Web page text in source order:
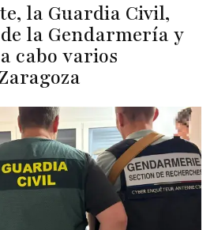
la Guardia Civil,
la Gendarmería y
cabo varios